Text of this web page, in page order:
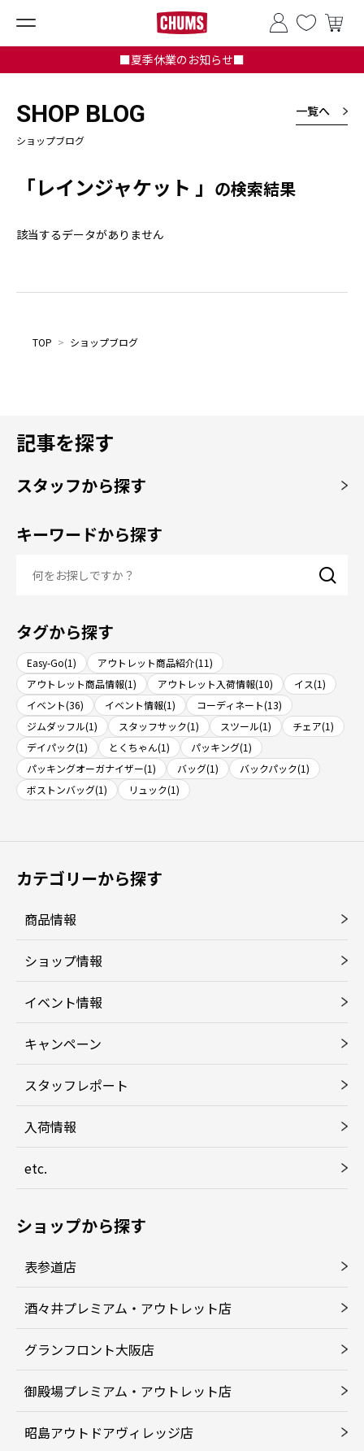
■夏季休業のお知らせ■
SHOP BLOG
ショップブログ
一覧へ
「レインジャケット 」 の検索結果
該当するデータがありません
TOP > ショップブログ
記事を探す
スタッフから探す
キーワードから探す
タグから探す
Easy-Go(1)
アウトレット商品紹介(11)
アウトレット商品情報(1)
アウトレット入荷情報(10)
イス(1)
イベント(36)
イベント情報(1)
コーディネート(13)
ジムダッフル(1)
スタッフサック(1) スツール(1)
チェア(1)
デイパック(1)
とくちゃん(1)
パッキング(1)
パッキングオーガナイザー(1)
バッグ(1)
バックパック(1)
ボストンバッグ(1)
リュック(1)
カテゴリーから探す
商品情報
ショップ情報
イベント情報
キャンペーン
スタッフレポート
入荷情報
etc.
ショップから探す
表参道店
酒々井プレミアム・アウトレット店
グランフロント大阪店
御殿場プレミアム・アウトレット店
昭島アウトドアヴィレッジ店